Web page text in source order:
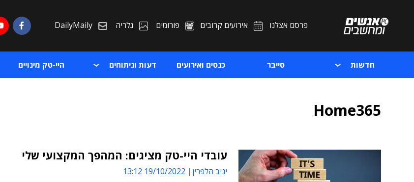
פרסם אצלנו אירועים קרובים פורומים גלריה DailyMaily
חדשות סייבר כנסים ואירועים דעות וניתוחים היי-טק מינויים
Home365
עובדי היי-טק מציגים: המהפך המקצועי שלי
יניב הלפרין 19/10/2022 13:12